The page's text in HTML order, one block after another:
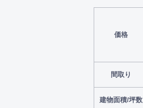
価格
間取り
建物面積/坪数